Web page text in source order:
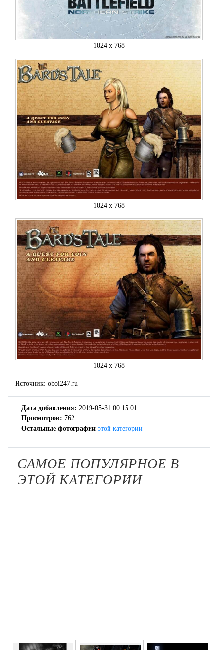
1024 x 768
1024 x 768
1024 x 768
Источник: oboi247.ru
Дата добавления: 2019-05-31 00:15:01
Просмотров: 762
Остальные фотографии этой категории
САМОЕ ПОПУЛЯРНОЕ В
ЭТОЙ КАТЕГОРИИ